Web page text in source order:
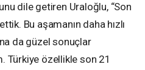
dile getiren Uraloğlu, “Son
Bu aşamanın daha hızlı
da güzel sonuçlar
Türkiye özellikle son 21